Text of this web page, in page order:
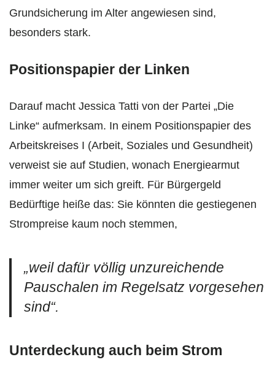
Grundsicherung im Alter angewiesen sind,
besonders stark.
Positionspapier der Linken
Darauf macht Jessica Tatti von der Partei „Die
Linke“ aufmerksam. In einem Positionspapier des
Arbeitskreises I (Arbeit, Soziales und Gesundheit)
verweist sie auf Studien, wonach Energiearmut
immer weiter um sich greift. Für Bürgergeld
Bedürftige heiße das: Sie könnten die gestiegenen
Strompreise kaum noch stemmen,
„weil dafür völlig unzureichende
Pauschalen im Regelsatz vorgesehen
sind“.
Unterdeckung auch beim Strom